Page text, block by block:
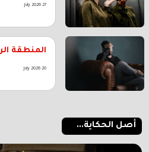
27 July 2026
المنطقة
20 July 2026
أصل الحكاية...